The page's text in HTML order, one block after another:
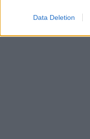
Data Deletion